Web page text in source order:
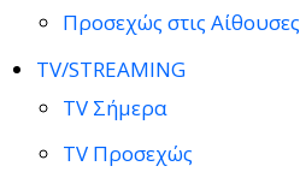
Προσεχώς στις Αίθουσες
TV/STREAMING
TV Σήμερα
TV Προσεχώς